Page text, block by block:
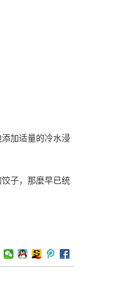
加适量的冷水浸
子，那麼早已统